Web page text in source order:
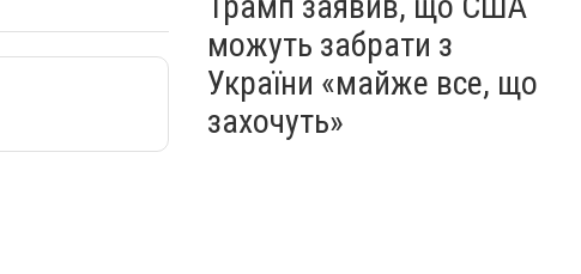
можуть забрати з
України «майже все, що
захочуть»